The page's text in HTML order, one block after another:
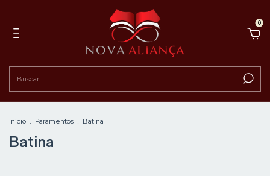
0
Início . Paramentos . Batina
Batina